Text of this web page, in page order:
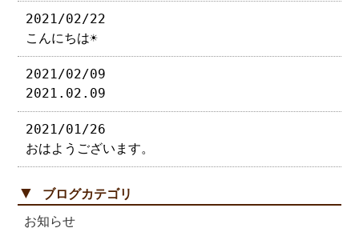
2021/02/22
こんにちは☀︎
2021/02/09
2021.02.09
2021/01/26
おはようございます。
▼ ブログカテゴリ
お知らせ